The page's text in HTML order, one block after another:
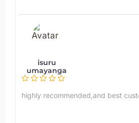
isuru
umayanga
highly recommended,and best